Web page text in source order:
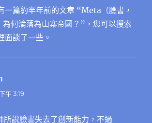
一篇約半年前的文章 “Meta（臉書，
何淪落為山寨帝國？”，您可以搜索
面談了一些。
示:
午 3:19
所說臉書失去了創新能力，不過